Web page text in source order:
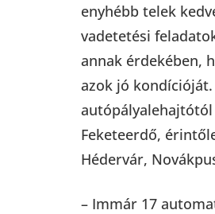
enyhébb telek
vadetetési
annak érdekében,
azok jó
Feketeerdő,
Hédervár,
– Immár 17